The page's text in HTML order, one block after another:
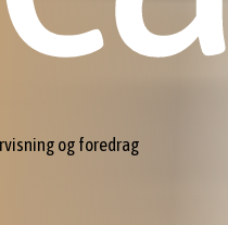
og foredrag